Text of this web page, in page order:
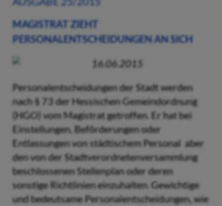
MAGISTRAT ZIEHT
PERSONALENTSCHEIDUNGEN AN SICH
16.06.2015
Personalentscheidungen der Stadt werden
nach § 73 der Hessischen Gemeindordnung
(HGO) vom Magistrat getroffen. Er hat bei
Einstellungen, Beförderungen oder
Entlassungen von städtischem Personal aber
den von der Stadtverordnetenversammlung
beschlossenen Stellenplan oder deren
sonstige Richtlinien einzuhalten. Gewichtige
und bedeutsame Personalentscheidungen, wie